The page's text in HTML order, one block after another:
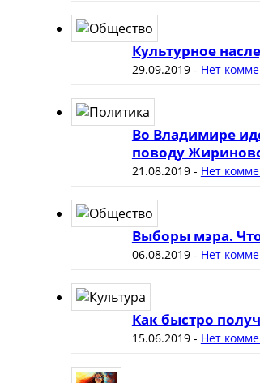
Культурное
29.09.2019- Нет
Во Владимире
поводу
21.08.2019- Нет
Выборы мэра.
06.08.2019- Нет
Как быстро
15.06.2019- Нет